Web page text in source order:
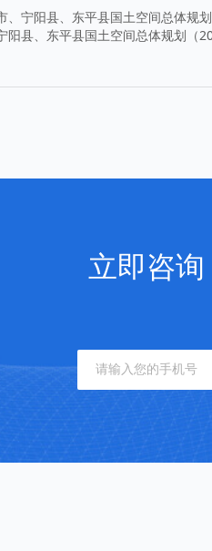
、宁阳县、东平县国土空间总体
阳县、东平县国土空间总体规划（
立即咨